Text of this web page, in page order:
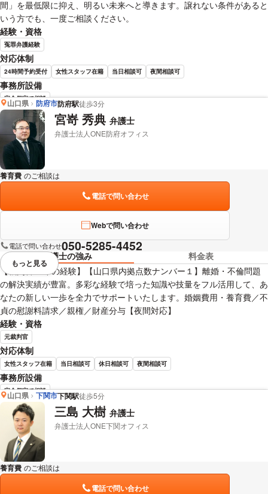
間」を最低限に抑え、明るい未来へと導きます。譲れない条件があると
いう方でも、一度ご相談ください。
経験・資格
冤罪弁護経験
対応体制
24時間予約受付 女性スタッフ在籍 当日相談可 夜間相談可
事務所設備
完全個室で相談
前田 浩志 弁護士の詳細情報を見る
山口県 防府市防府駅徒歩3分
宮嵜 秀典 弁護士
弁護士法人ONE防府オフィス
養育費 のご相談は
電話で問い合わせ
Webで問い合わせ
電話で問い合わせ050-5285-4452
弁護士の強み
料金表
【裁判官15年の経験】【山口県内拠点数ナンバー１】離婚・不倫問題
の解決実績が豊富。多彩な経験で培った知識や技量をフル活用して、あ
なたの新しい一歩を全力でサポートいたします。婚姻費用・養育費／不
貞の慰謝料請求／親権／財産分与【夜間対応】
経験・資格
元裁判官
対応体制
女性スタッフ在籍 当日相談可 休日相談可 夜間相談可
事務所設備
完全個室で相談
宮嵜 秀典 弁護士の詳細情報を見る
視覚的に省略されている要素を
もっと見る
山口県 下関市下関駅徒歩5分
三島 大樹 弁護士
弁護士法人ONE下関オフィス
養育費 のご相談は
電話で問い合わせ